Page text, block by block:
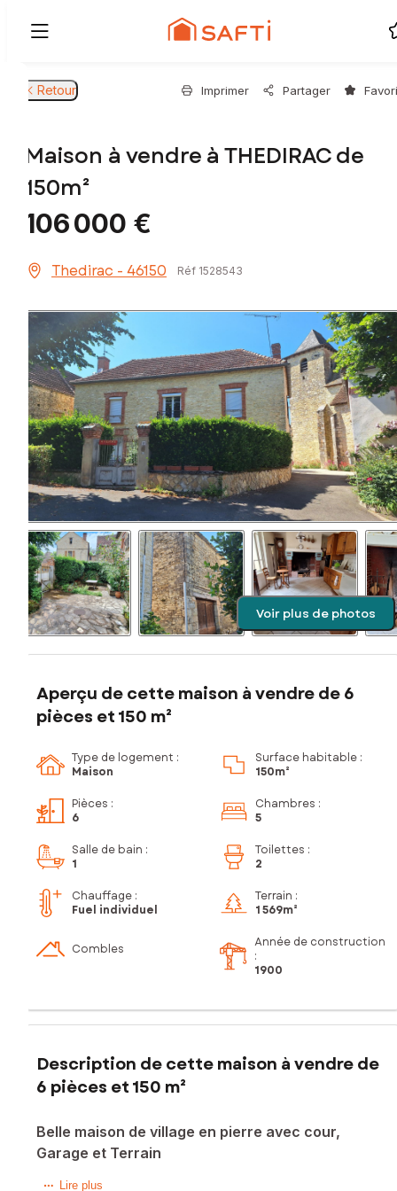
Retour Imprimer Partager
Maison à vendre à THEDIRAC de
150m²
106 000 €
Thedirac - 46150 Réf 1528543
Voir plus de photos
Aperçu de cette maison à vendre de 6
pièces et 150 m²
Type de logement :
Maison
Surface habitable :
150m²
Pièces :
6
Chambres :
5
Salle de bain :
1
Toilettes :
2
Chauffage :
Fuel individuel
Terrain :
1 569m²
Combles
Année de construction
:
1900
Description de cette maison à vendre de
6 pièces et 150 m²
Belle maison de village en pierre avec cour,
Garage et Terrain
À seulement 25 minutes de Gourdon et 30 minutes de
Lire plus